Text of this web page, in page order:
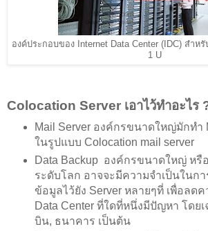
องค์ประกอบของ Internet Data Center (IDC) สำหรั
1 U
Colocation Server เอาไว้ทำอะไร
Mail Server องค์กรขนาดใหญ่มักทำ
ในรูปแบบ Colocation mail server
Data Backup องค์กรขนาดใหญ่ หรื
ระดับโลก อาจจะมีความจำเป็นในกา
ข้อมูลไว้ยัง Server หลายๆที่ เพื่อลดค
Data Center ที่ใดที่หนึ่งมีปัญหา โดย
บิน, ธนาคาร เป็นต้น